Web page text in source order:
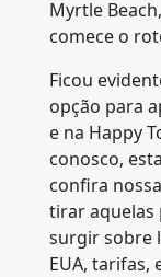
Myrtle
comece o
Ficou
opção para
e na Happy
conosco,
confira
tirar aquelas
surgir sobre
EUA, tarifas,